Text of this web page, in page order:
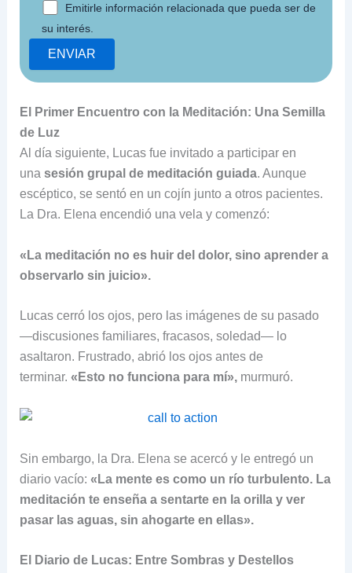
Emitirle información relacionada que pueda ser de
su interés.
El Primer Encuentro con la Meditación: Una Semilla
de Luz
Al día siguiente, Lucas fue invitado a participar en
una sesión grupal de meditación guiada. Aunque
escéptico, se sentó en un cojín junto a otros pacientes.
La Dra. Elena encendió una vela y comenzó:
«La meditación no es huir del dolor, sino aprender a
observarlo sin juicio».
Lucas cerró los ojos, pero las imágenes de su pasado
—discusiones familiares, fracasos, soledad— lo
asaltaron. Frustrado, abrió los ojos antes de
terminar. «Esto no funciona para mí»,murmuró.
Sin embargo, la Dra. Elena se acercó y le entregó un
diario vacío: «La mente es como un río turbulento. La
meditación te enseña a sentarte en la orilla y ver
pasar las aguas, sin ahogarte en ellas».
El Diario de Lucas: Entre Sombras y Destellos